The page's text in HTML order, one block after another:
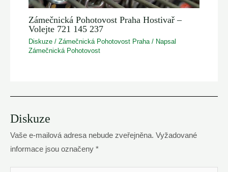
Zámečnická Pohotovost Praha Hostivař –
Volejte 721 145 237
Diskuze /Zámečnická Pohotovost Praha / Napsal
Zámečnická Pohotovost
Diskuze
Vaše e-mailová adresa nebude zveřejněna. Vyžadované
informace jsou označeny *